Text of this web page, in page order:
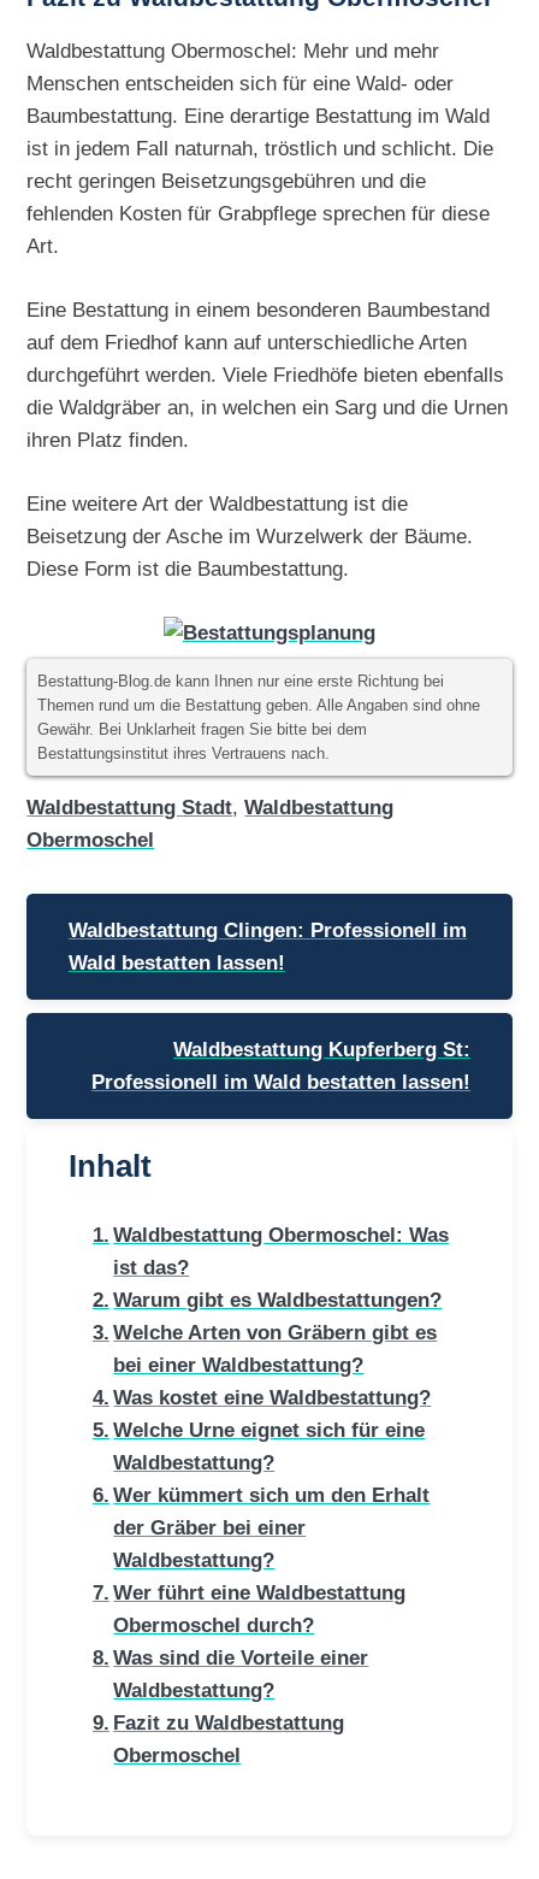
Waldbestattung Obermoschel: Mehr und mehr
Menschen entscheiden sich für eine Wald- oder
Baumbestattung. Eine derartige Bestattung im Wald
ist in jedem Fall naturnah, tröstlich und schlicht. Die
recht geringen Beisetzungsgebühren und die
fehlenden Kosten für Grabpflege sprechen für diese
Art.
Eine Bestattung in einem besonderen Baumbestand
auf dem Friedhof kann auf unterschiedliche Arten
durchgeführt werden. Viele Friedhöfe bieten ebenfalls
die Waldgräber an, in welchen ein Sarg und die Urnen
ihren Platz finden.
Eine weitere Art der Waldbestattung ist die
Beisetzung der Asche im Wurzelwerk der Bäume.
Diese Form ist die Baumbestattung.
Bestattung-Blog.de kann Ihnen nur eine erste Richtung bei
Themen rund um die Bestattung geben. Alle Angaben sind ohne
Gewähr. Bei Unklarheit fragen Sie bitte bei dem
Bestattungsinstitut ihres Vertrauens nach.
Waldbestattung Stadt,Waldbestattung
Obermoschel
Beitragsnavigation
Waldbestattung Clingen: Professionell im
Wald bestatten lassen!
Waldbestattung Kupferberg St:
Professionell im Wald bestatten lassen!
Inhalt
Waldbestattung Obermoschel: Was
ist das?
Warum gibt es Waldbestattungen?
Welche Arten von Gräbern gibt es
bei einer Waldbestattung?
Was kostet eine Waldbestattung?
Welche Urne eignet sich für eine
Waldbestattung?
Wer kümmert sich um den Erhalt
der Gräber bei einer
Waldbestattung?
Wer führt eine Waldbestattung
Obermoschel durch?
Was sind die Vorteile einer
Waldbestattung?
Fazit zu Waldbestattung
Obermoschel